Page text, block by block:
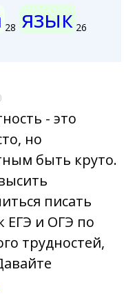
28 язык 26
- это
но
быть круто.
писать
ЕГЭ и ОГЭ по
трудностей,